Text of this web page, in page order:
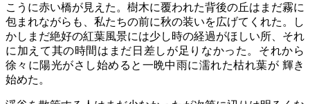
こうに赤い橋が見えた。樹木に覆われた背後の丘はまだ霧に
包まれながらも、私たちの前に秋の装いを広げてくれた。し
かしまだ絶好の紅葉風景には少し時の経過がほしい所、それ
に加えて其の時間はまだ日差しが足りなかった。それから
徐々に陽光がさし始めると一晩中雨に濡れた枯れ葉が 輝き
始めた。